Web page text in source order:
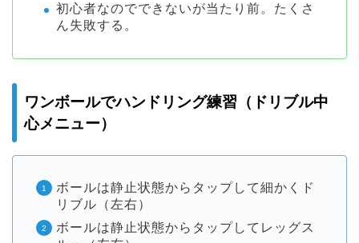
初心者なのでできないが当たり前。たくさ
ん失敗する。
ワンボールでハンドリング練習（ドリブル中
心メニュー）
ボールは静止状態からタップして細かくド
リブル（左右）
ボールは静止状態からタップしてレッグス